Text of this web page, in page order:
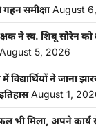
समीक्षा August
ने स्व. शिबू सोरेन को
August 5, 2026
विद्यार्थियों ने जाना
August 1,
भी मिला, अपने कार्य